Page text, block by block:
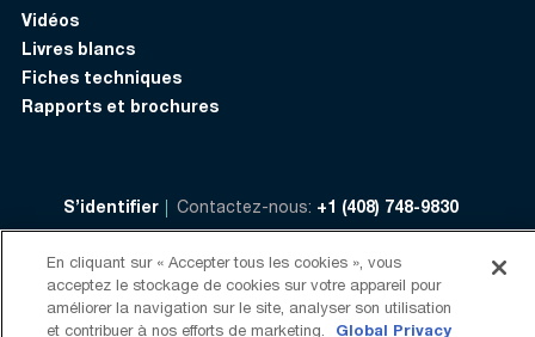
Vidéos
Livres blancs
Fiches techniques
Rapports et brochures
S’identifier Contactez-nous: +1 (408) 748-9830
Suivez-nous:
Conditions d'Utilisation Politique de confidentialité
En cliquant sur « Accepter tous les cookies », vous
acceptez le stockage de cookies sur votre appareil pour
améliorer la navigation sur le site, analyser son utilisation
et contribuer à nos efforts de marketing.
Global Privacy